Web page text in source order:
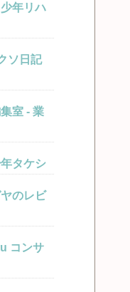
年リハ
ソ日記
室 - 業
タケシ
のレビ
コンサ